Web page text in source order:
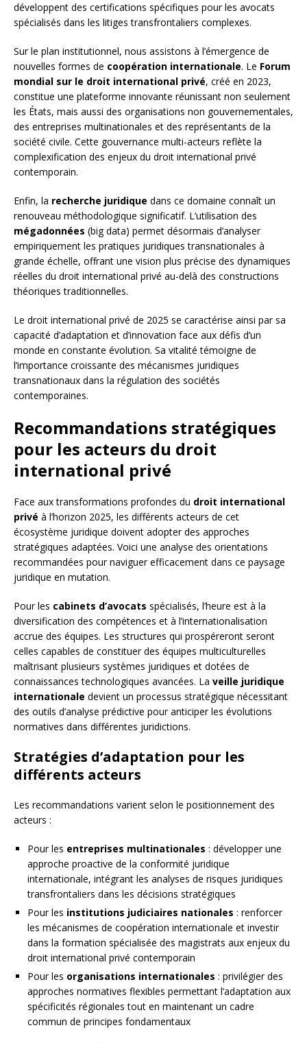
développent des certifications spécifiques pour les avocats
spécialisés dans les litiges transfrontaliers complexes.
Sur le plan institutionnel, nous assistons à l’émergence de
nouvelles formes de coopération internationale. Le Forum
mondial sur le droit international privé, créé en 2023,
constitue une plateforme innovante réunissant non seulement
les États, mais aussi des organisations non gouvernementales,
des entreprises multinationales et des représentants de la
société civile. Cette gouvernance multi-acteurs reflète la
complexification des enjeux du droit international privé
contemporain.
Enfin, la recherche juridique dans ce domaine connaît un
renouveau méthodologique significatif. L’utilisation des
mégadonnées (big data) permet désormais d’analyser
empiriquement les pratiques juridiques transnationales à
grande échelle, offrant une vision plus précise des dynamiques
réelles du droit international privé au-delà des constructions
théoriques traditionnelles.
Le droit international privé de 2025 se caractérise ainsi par sa
capacité d’adaptation et d’innovation face aux défis d’un
monde en constante évolution. Sa vitalité témoigne de
l’importance croissante des mécanismes juridiques
transnationaux dans la régulation des sociétés
contemporaines.
Recommandations stratégiques
pour les acteurs du droit
international privé
Face aux transformations profondes du droit international
privé à l’horizon 2025, les différents acteurs de cet
écosystème juridique doivent adopter des approches
stratégiques adaptées. Voici une analyse des orientations
recommandées pour naviguer efficacement dans ce paysage
juridique en mutation.
Pour les cabinets d’avocats spécialisés, l’heure est à la
diversification des compétences et à l’internationalisation
accrue des équipes. Les structures qui prospéreront seront
celles capables de constituer des équipes multiculturelles
maîtrisant plusieurs systèmes juridiques et dotées de
connaissances technologiques avancées. La veille juridique
internationale devient un processus stratégique nécessitant
des outils d’analyse prédictive pour anticiper les évolutions
normatives dans différentes juridictions.
Stratégies d’adaptation pour les
différents acteurs
Les recommandations varient selon le positionnement des
acteurs :
Pour les entreprises multinationales : développer une
approche proactive de la conformité juridique
internationale, intégrant les analyses de risques juridiques
transfrontaliers dans les décisions stratégiques
Pour les institutions judiciaires nationales : renforcer
les mécanismes de coopération internationale et investir
dans la formation spécialisée des magistrats aux enjeux du
droit international privé contemporain
Pour les organisations internationales : privilégier des
approches normatives flexibles permettant l’adaptation aux
spécificités régionales tout en maintenant un cadre
commun de principes fondamentaux